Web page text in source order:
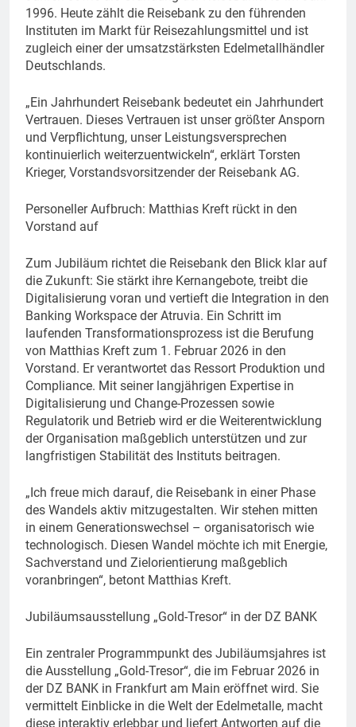
1996. Heute zählt die Reisebank zu den führenden
Instituten im Markt für Reisezahlungsmittel und ist
zugleich einer der umsatzstärksten Edelmetallhändler
Deutschlands.
„Ein Jahrhundert Reisebank bedeutet ein Jahrhundert
Vertrauen. Dieses Vertrauen ist unser größter Ansporn
und Verpflichtung, unser Leistungsversprechen
kontinuierlich weiterzuentwickeln“, erklärt Torsten
Krieger, Vorstandsvorsitzender der Reisebank AG.
Personeller Aufbruch: Matthias Kreft rückt in den
Vorstand auf
Zum Jubiläum richtet die Reisebank den Blick klar auf
die Zukunft: Sie stärkt ihre Kernangebote, treibt die
Digitalisierung voran und vertieft die Integration in den
Banking Workspace der Atruvia. Ein Schritt im
laufenden Transformationsprozess ist die Berufung
von Matthias Kreft zum 1. Februar 2026 in den
Vorstand. Er verantwortet das Ressort Produktion und
Compliance. Mit seiner langjährigen Expertise in
Digitalisierung und Change-Prozessen sowie
Regulatorik und Betrieb wird er die Weiterentwicklung
der Organisation maßgeblich unterstützen und zur
langfristigen Stabilität des Instituts beitragen.
„Ich freue mich darauf, die Reisebank in einer Phase
des Wandels aktiv mitzugestalten. Wir stehen mitten
in einem Generationswechsel – organisatorisch wie
technologisch. Diesen Wandel möchte ich mit Energie,
Sachverstand und Zielorientierung maßgeblich
voranbringen“, betont Matthias Kreft.
Jubiläumsausstellung „Gold-Tresor“ in der DZ BANK
Ein zentraler Programmpunkt des Jubiläumsjahres ist
die Ausstellung „Gold-Tresor“, die im Februar 2026 in
der DZ BANK in Frankfurt am Main eröffnet wird. Sie
vermittelt Einblicke in die Welt der Edelmetalle, macht
diese interaktiv erlebbar und liefert Antworten auf die